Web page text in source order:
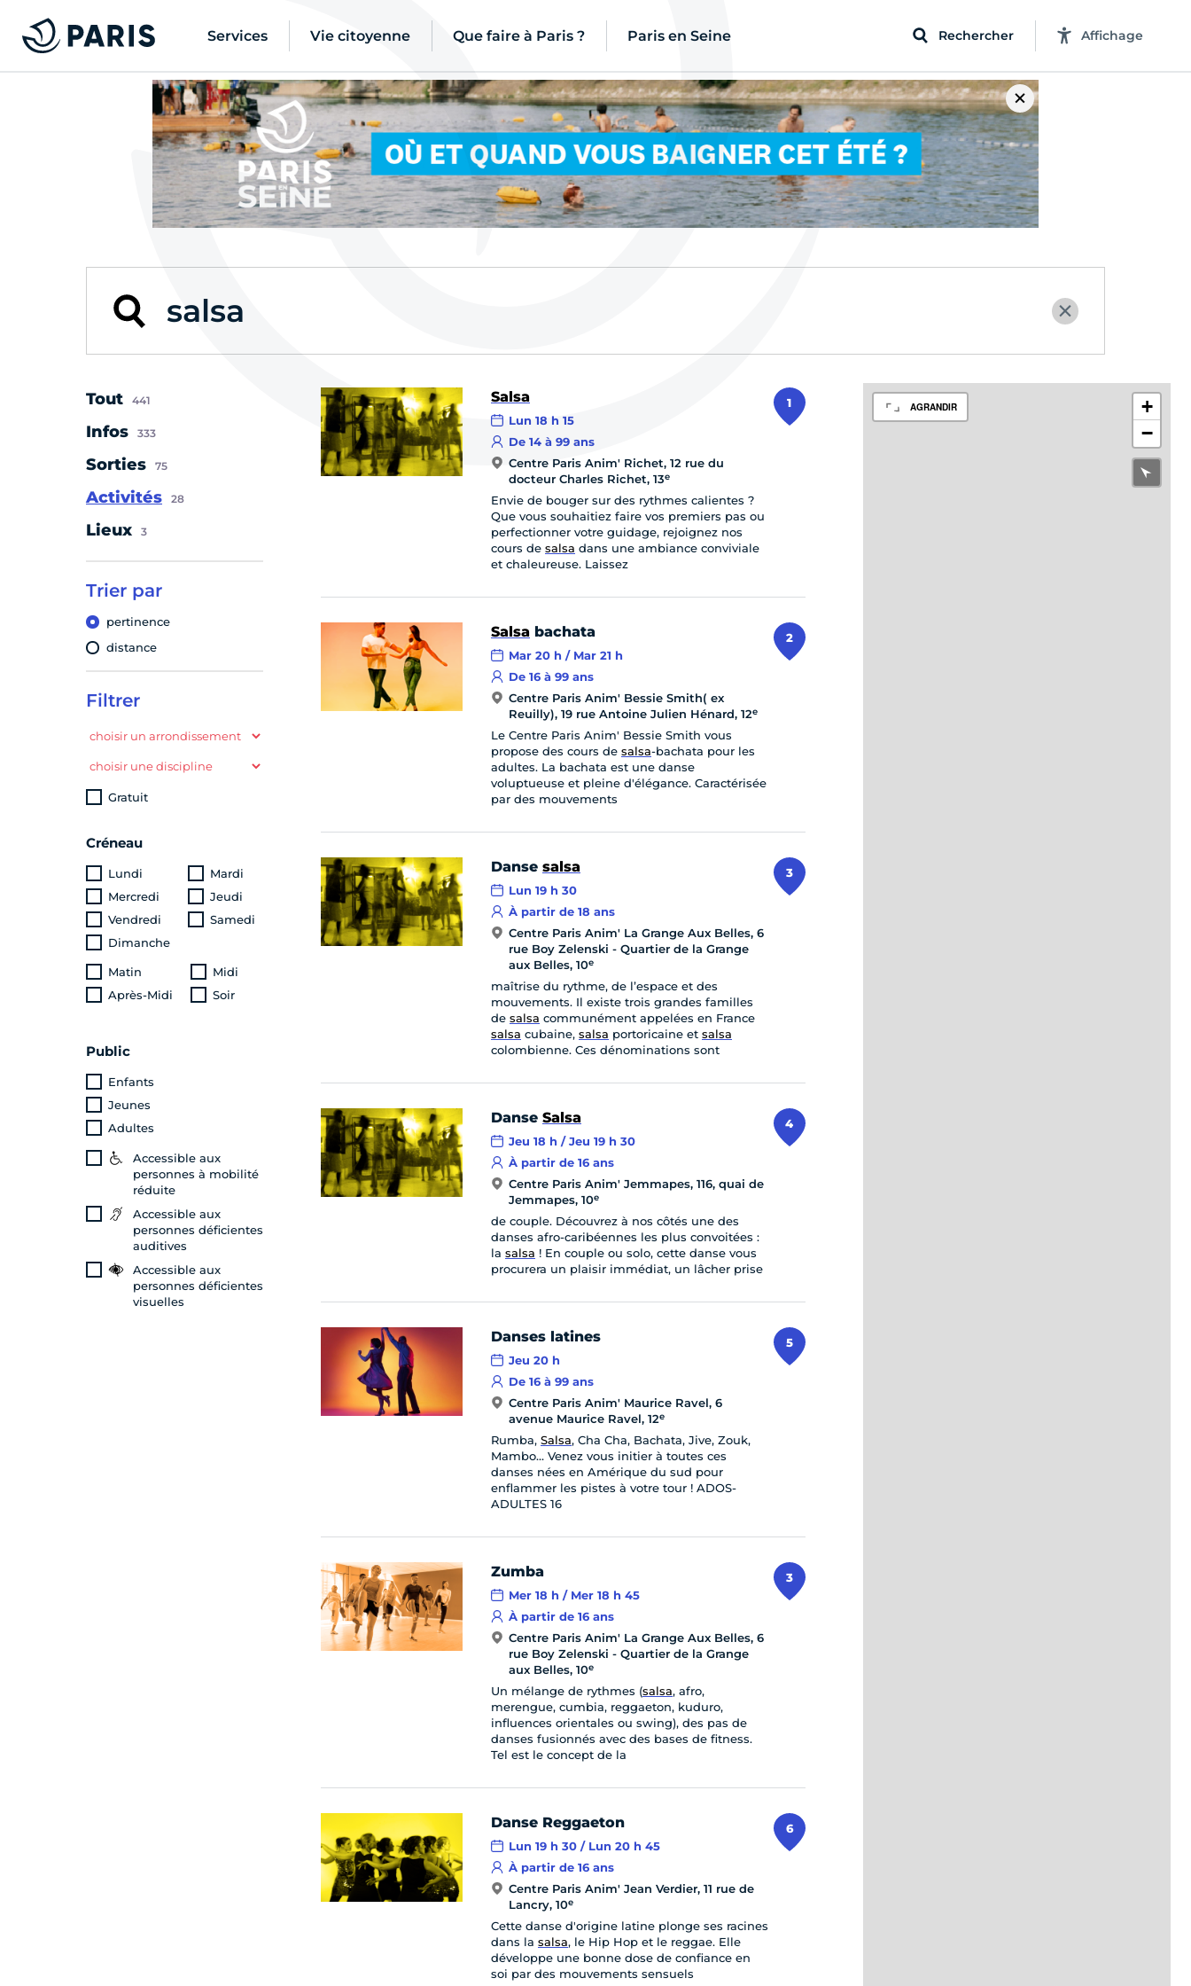
Services Vie citoyenne Que faire à Paris ? Paris en Seine Rechercher Affichage
Tout 441
Infos 333
Sorties 75
Activités 28
Lieux 3
Trier par
pertinence
distance
Filtrer
choisir un arrondissement
choisir une discipline
Gratuit
Créneau
Lundi
Mardi
Mercredi
Jeudi
Vendredi
Samedi
Dimanche
Matin
Midi
Après-Midi
Soir
Public
Enfants
Jeunes
Adultes
Accessible aux
personnes à mobilité
réduite
Accessible aux
personnes déficientes
auditives
Accessible aux
personnes déficientes
visuelles
1
Salsa
Lun 18 h 15
De 14 à 99 ans
Centre Paris Anim' Richet, 12 rue du
docteur Charles Richet, 13e
Envie de bouger sur des rythmes calientes ?
Que vous souhaitiez faire vos premiers pas ou
perfectionner votre guidage, rejoignez nos
cours de salsa dans une ambiance conviviale
et chaleureuse. Laissez
2
Salsa bachata
Mar 20 h / Mar 21 h
De 16 à 99 ans
Centre Paris Anim' Bessie Smith( ex
Reuilly), 19 rue Antoine Julien Hénard, 12e
Le Centre Paris Anim' Bessie Smith vous
propose des cours de salsa-bachata pour les
adultes. La bachata est une danse
voluptueuse et pleine d'élégance. Caractérisée
par des mouvements
3
Danse salsa
Lun 19 h 30
À partir de 18 ans
Centre Paris Anim' La Grange Aux Belles, 6
rue Boy Zelenski - Quartier de la Grange
aux Belles, 10e
maîtrise du rythme, de l’espace et des
mouvements. Il existe trois grandes familles
de salsa communément appelées en France
salsa cubaine, salsa portoricaine et salsa
colombienne. Ces dénominations sont
4
Danse Salsa
Jeu 18 h / Jeu 19 h 30
À partir de 16 ans
Centre Paris Anim' Jemmapes, 116, quai de
Jemmapes, 10e
de couple. Découvrez à nos côtés une des
danses afro-caribéennes les plus convoitées :
la salsa ! En couple ou solo, cette danse vous
procurera un plaisir immédiat, un lâcher prise
5
Danses latines
Jeu 20 h
De 16 à 99 ans
Centre Paris Anim' Maurice Ravel, 6
avenue Maurice Ravel, 12e
Rumba, Salsa, Cha Cha, Bachata, Jive, Zouk,
Mambo… Venez vous initier à toutes ces
danses nées en Amérique du sud pour
enflammer les pistes à votre tour ! ADOS-
ADULTES 16
3
Zumba
Mer 18 h / Mer 18 h 45
À partir de 16 ans
Centre Paris Anim' La Grange Aux Belles, 6
rue Boy Zelenski - Quartier de la Grange
aux Belles, 10e
Un mélange de rythmes (salsa, afro,
merengue, cumbia, reggaeton, kuduro,
influences orientales ou swing), des pas de
danses fusionnés avec des bases de fitness.
Tel est le concept de la
6
Danse Reggaeton
Lun 19 h 30 / Lun 20 h 45
À partir de 16 ans
Centre Paris Anim' Jean Verdier, 11 rue de
Lancry, 10e
Cette danse d'origine latine plonge ses racines
dans la salsa, le Hip Hop et le reggae. Elle
développe une bonne dose de confiance en
soi par des mouvements sensuels
AGRANDIR
+
−